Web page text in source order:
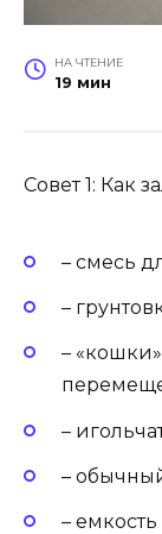
НА ЧТЕНИЕ
19 мин
Совет 1: Как
– смесь
–
–
–
–
–